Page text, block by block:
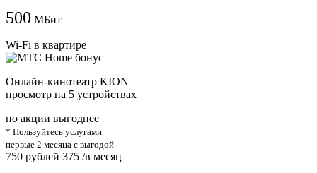
500 МБит
Wi-Fi в квартире
Онлайн-кинотеатр KION
просмотр на 5 устройствах
по акции выгоднее
* Пользуйтесь услугами
первые 2 месяца с выгодой
750 рублей 375 /в месяц